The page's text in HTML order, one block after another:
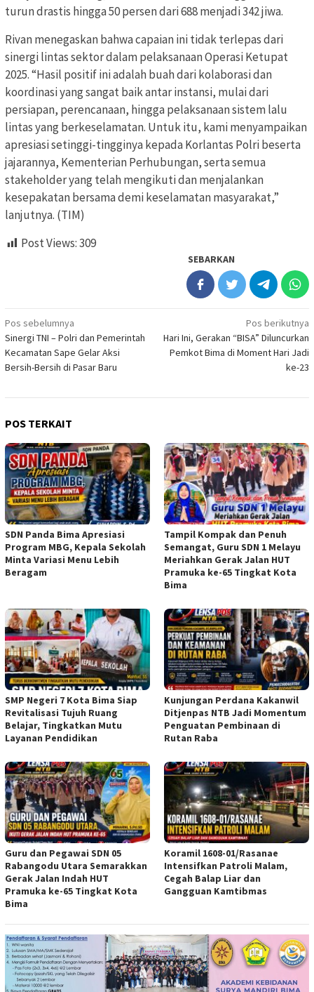
turun drastis hingga 50 persen dari 688 menjadi 342 jiwa.
Rivan menegaskan bahwa capaian ini tidak terlepas dari
sinergi lintas sektor dalam pelaksanaan Operasi Ketupat
2025. “Hasil positif ini adalah buah dari kolaborasi dan
koordinasi yang sangat baik antar instansi, mulai dari
persiapan, perencanaan, hingga pelaksanaan sistem lalu
lintas yang berkeselamatan. Untuk itu, kami menyampaikan
apresiasi setinggi-tingginya kepada Korlantas Polri beserta
jajarannya, Kementerian Perhubungan, serta semua
stakeholder yang telah mengikuti dan menjalankan
kesepakatan bersama demi keselamatan masyarakat,”
lanjutnya. (TIM)
Post Views:309
SEBARKAN
Navigasi
pos
Pos sebelumnya
Sinergi TNI – Polri dan Pemerintah
Kecamatan Sape Gelar Aksi
Bersih-Bersih di Pasar Baru
Pos berikutnya
Hari Ini, Gerakan “BISA” Diluncurkan
Pemkot Bima di Moment Hari Jadi
ke-23
POS TERKAIT
SDN Panda Bima Apresiasi
Program MBG, Kepala Sekolah
Minta Variasi Menu Lebih
Beragam
Tampil Kompak dan Penuh
Semangat, Guru SDN 1 Melayu
Meriahkan Gerak Jalan HUT
Pramuka ke-65 Tingkat Kota
Bima
SMP Negeri 7 Kota Bima Siap
Revitalisasi Tujuh Ruang
Belajar, Tingkatkan Mutu
Layanan Pendidikan
Kunjungan Perdana Kakanwil
Ditjenpas NTB Jadi Momentum
Penguatan Pembinaan di
Rutan Raba
Guru dan Pegawai SDN 05
Rabangodu Utara Semarakkan
Gerak Jalan Indah HUT
Pramuka ke-65 Tingkat Kota
Bima
Koramil 1608-01/Rasanae
Intensifkan Patroli Malam,
Cegah Balap Liar dan
Gangguan Kamtibmas